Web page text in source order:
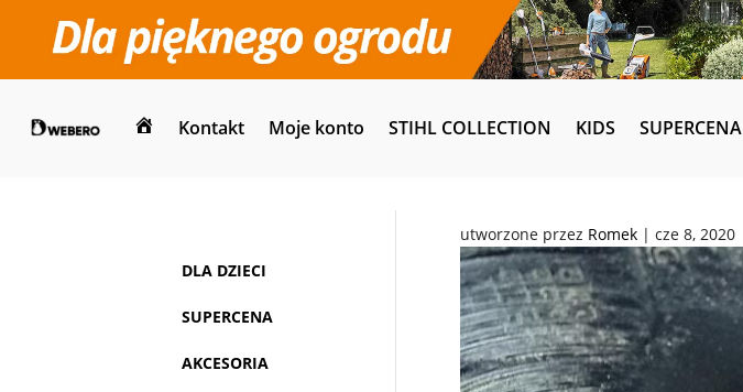
Dom Kontakt Moje konto STIHL COLLECTION KIDS SUPERCENA
utworzone przez Romek| cze 8, 2020
DLA DZIECI
SUPERCENA
AKCESORIA